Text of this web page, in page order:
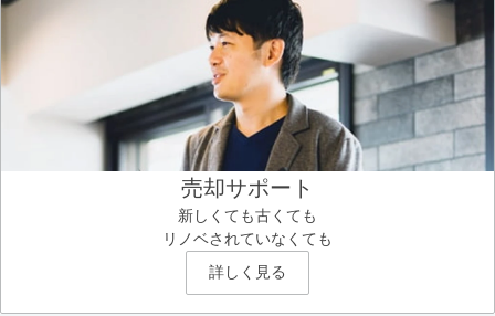
売却サポート
新しくても古くても
リノベされていなくても
詳しく見る